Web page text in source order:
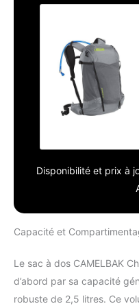
Disponibilité et prix à
Capacité et
Le sac à dos CAMELBAK
d’abord par sa capacité
robuste de 2,5 litres. Ce